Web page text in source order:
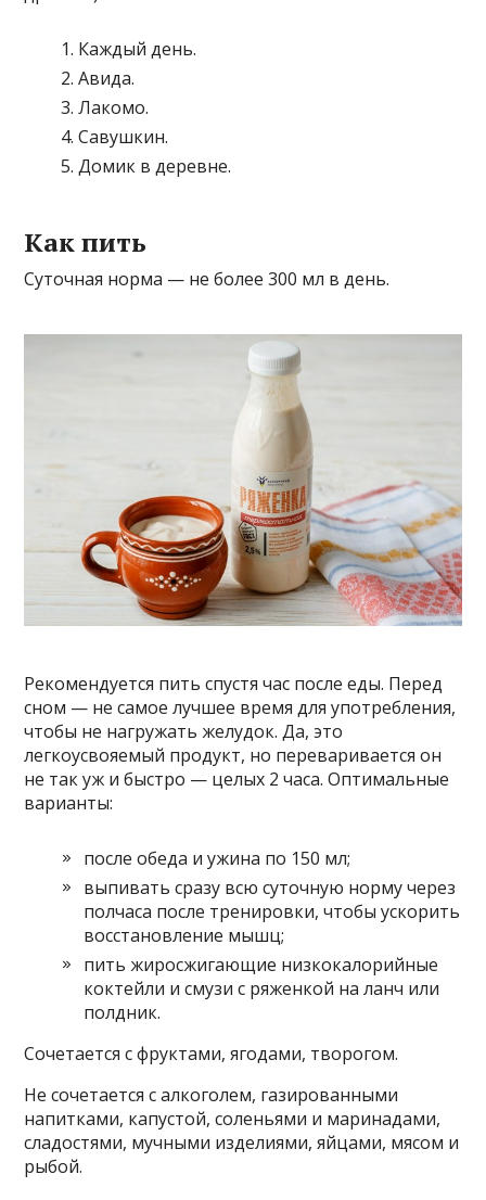
Каждый день.
Авида.
Лакомо.
Савушкин.
Домик в деревне.
Как пить
Суточная норма — не более 300 мл в день.
Рекомендуется пить спустя час после еды. Перед
сном — не самое лучшее время для употребления,
чтобы не нагружать желудок. Да, это
легкоусвояемый продукт, но переваривается он
не так уж и быстро — целых 2 часа. Оптимальные
варианты:
после обеда и ужина по 150 мл;
выпивать сразу всю суточную норму через
полчаса после тренировки, чтобы ускорить
восстановление мышц;
пить жиросжигающие низкокалорийные
коктейли и смузи с ряженкой на ланч или
полдник.
Сочетается с фруктами, ягодами, творогом.
Не сочетается с алкоголем, газированными
напитками, капустой, соленьями и маринадами,
сладостями, мучными изделиями, яйцами, мясом и
рыбой.